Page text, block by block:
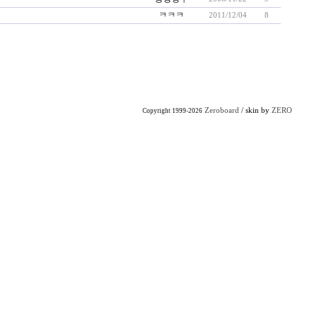
ㅋㅋㅋ 2011/12/04 8
Copyright 1999-2026 Zeroboard / skin by ZERO